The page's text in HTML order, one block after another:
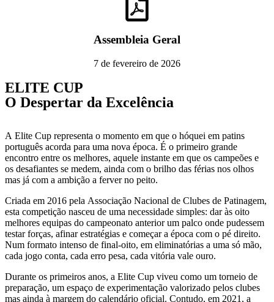
Assembleia Geral
7 de fevereiro de 2026
ELITE CUP
O Despertar da Excelência
A Elite Cup representa o momento em que o hóquei em patins
português acorda para uma nova época. É o primeiro grande
encontro entre os melhores, aquele instante em que os campeões e
os desafiantes se medem, ainda com o brilho das férias nos olhos
mas já com a ambição a ferver no peito.
Criada em 2016 pela Associação Nacional de Clubes de Patinagem,
esta competição nasceu de uma necessidade simples: dar às oito
melhores equipas do campeonato anterior um palco onde pudessem
testar forças, afinar estratégias e começar a época com o pé direito.
Num formato intenso de final-oito, em eliminatórias a uma só mão,
cada jogo conta, cada erro pesa, cada vitória vale ouro.
Durante os primeiros anos, a Elite Cup viveu como um torneio de
preparação, um espaço de experimentação valorizado pelos clubes
mas ainda à margem do calendário oficial. Contudo, em 2021, a